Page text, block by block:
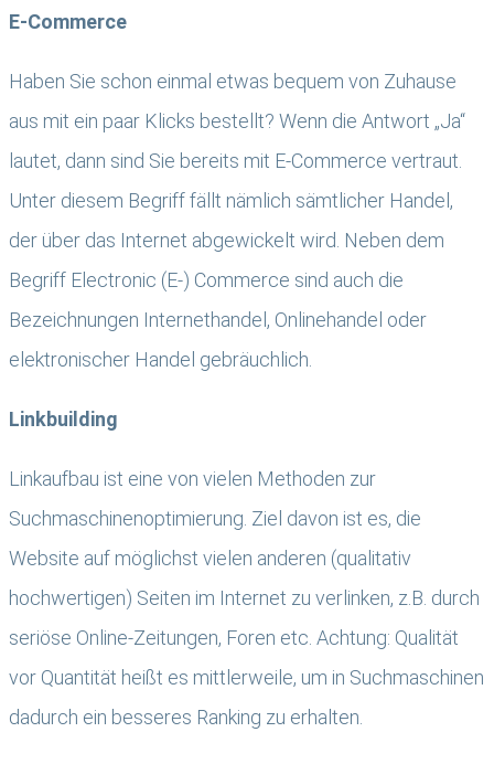
E-Commerce
Haben Sie schon einmal etwas bequem von Zuhause
aus mit ein paar Klicks bestellt? Wenn die Antwort „Ja“
lautet, dann sind Sie bereits mit E-Commerce vertraut.
Unter diesem Begriff fällt nämlich sämtlicher Handel,
der über das Internet abgewickelt wird. Neben dem
Begriff Electronic (E-) Commerce sind auch die
Bezeichnungen Internethandel, Onlinehandel oder
elektronischer Handel gebräuchlich.
Linkbuilding
Linkaufbau ist eine von vielen Methoden zur
Suchmaschinenoptimierung. Ziel davon ist es, die
Website auf möglichst vielen anderen (qualitativ
hochwertigen) Seiten im Internet zu verlinken, z.B. durch
seriöse Online-Zeitungen, Foren etc. Achtung: Qualität
vor Quantität heißt es mittlerweile, um in Suchmaschinen
dadurch ein besseres Ranking zu erhalten.